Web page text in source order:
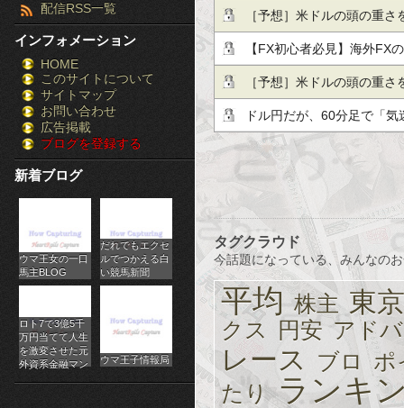
グ］-
株
FX
競
馬
チ
ス
ロ
オ
ン
ラ
配信RSS一覧
インフォメーション
HOME
このサイトについて
サイトマップ
お問い合わせ
広告掲載
ブログを登録する
新着ブログ
ウマ王女の一口
馬主BLOG
だれでもエクセ
ルでつかえる白
い競馬新聞
ロト7で3億5千
万円当てて人生
を激変させた元
外資系金融マン
ウマ王子情報局
惑』と『米ドル、日本円
『主要な株…他、今日これ
［予想］米ドルの頭の重
が1.18ドルの節目を回復
定され…他、今日これから
【FX初心者必見】海外FX
International
［予想］米ドルの頭の重
が1.18ドルの節目を回復
定され…他、今日これから
ドル円だが、60分足で「
タグクラウド
今話題になっている、みんなの
平均 株主 東京
クス 円安 アド
レース ブロ
ポ
たり ランキ